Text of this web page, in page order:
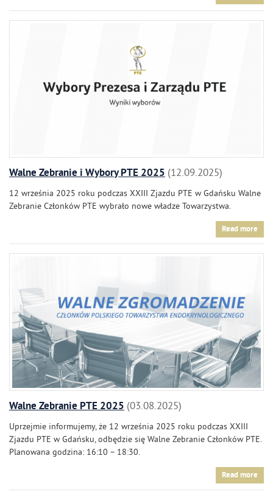
Walne Zebranie i Wybory PTE 2025 12.09.2025
12 września 2025 roku podczas XXIII Zjazdu PTE w Gdańsku Walne
Zebranie Członków PTE wybrało nowe władze Towarzystwa.
Read more
Walne Zebranie PTE 2025 03.08.2025
Uprzejmie informujemy, że 12 września 2025 roku podczas XXIII
Zjazdu PTE w Gdańsku, odbędzie się Walne Zebranie Członków PTE.
Planowana godzina: 16:10 – 18:30.
Read more